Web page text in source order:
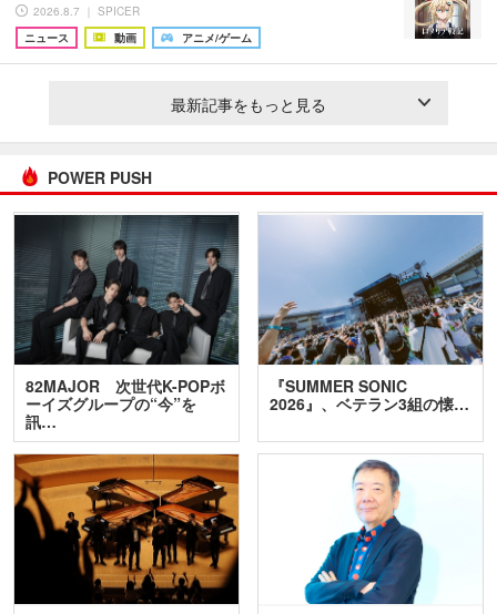
2026.8.7 ｜ SPICER
ニュース
動画 アニメ/ゲーム
最新記事をもっと見る
POWER PUSH
82MAJOR 次世代K-POPボ
ーイズグループの“今”を
訊…
『SUMMER SONIC
2026』、ベテラン3組の懐…